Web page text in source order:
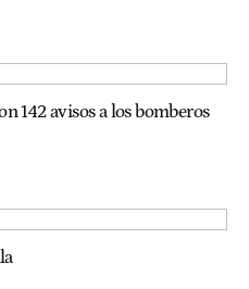
142 avisos a los bomberos